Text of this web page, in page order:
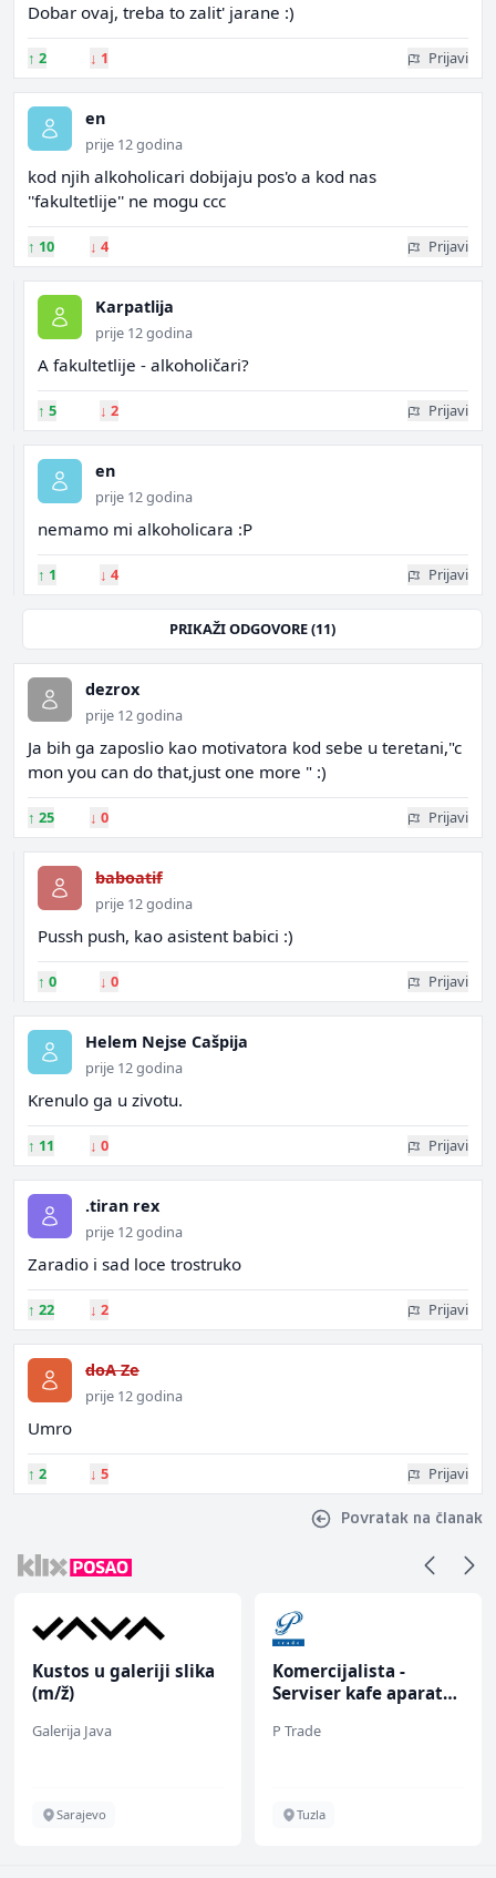
Dobar ovaj, treba to zalit' jarane :)
↑ 2 ↓ 1 Prijavi
en
prije 12 godina
kod njih alkoholicari dobijaju pos'o a kod nas
''fakultetlije'' ne mogu ccc
↑ 10 ↓ 4 Prijavi
Karpatlija
prije 12 godina
A fakultetlije - alkoholičari?
↑ 5 ↓ 2 Prijavi
en
prije 12 godina
nemamo mi alkoholicara :P
↑ 1 ↓ 4 Prijavi
PRIKAŽI ODGOVORE (11)
dezrox
prije 12 godina
Ja bih ga zaposlio kao motivatora kod sebe u teretani,"c
mon you can do that,just one more " :)
↑ 25 ↓ 0 Prijavi
baboatif
prije 12 godina
Pussh push, kao asistent babici :)
↑ 0 ↓ 0 Prijavi
Helem Nejse Cašpija
prije 12 godina
Krenulo ga u zivotu.
↑ 11 ↓ 0 Prijavi
.tiran rex
prije 12 godina
Zaradio i sad loce trostruko
↑ 22 ↓ 2 Prijavi
doA Ze
prije 12 godina
Umro
↑ 2 ↓ 5 Prijavi
Povratak na članak
Kustos u galeriji slika
(m/ž)
Galerija Java
Sarajevo
Komercijalista -
Serviser kafe aparata
P Trade
Tuzla